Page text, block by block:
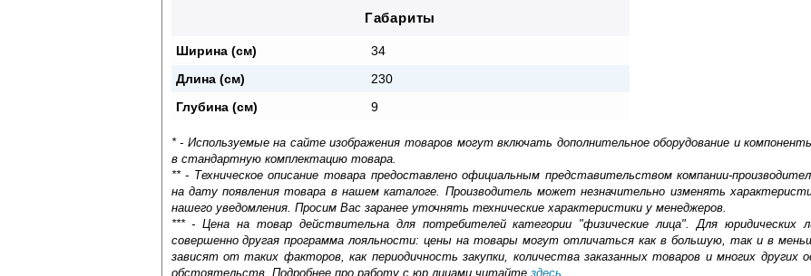
Габариты
Ширина (см)
34
Длина (см)
230
Глубина (см)
9
* - Используемые на сайте изображения товаров могут включать дополнительное оборудование и
в стандартную комплектацию товара.
** - Техническое описание товара предоставлено официальным представительством компании-
на дату появления товара в нашем каталоге. Производитель может незначительно изменять
нашего уведомления. Просим Вас заранее уточнять технические характеристики у менеджеров.
*** - Цена на товар действительна для потребителей категории "физические лица". Для юридических
совершенно другая программа лояльности: цены на товары могут отличаться как в большую, так и в
зависят от таких факторов, как периодичность закупки, количества заказанных товаров и многих других
обстоятельств. Подробнее про работу с юр.лицами читайте здесь